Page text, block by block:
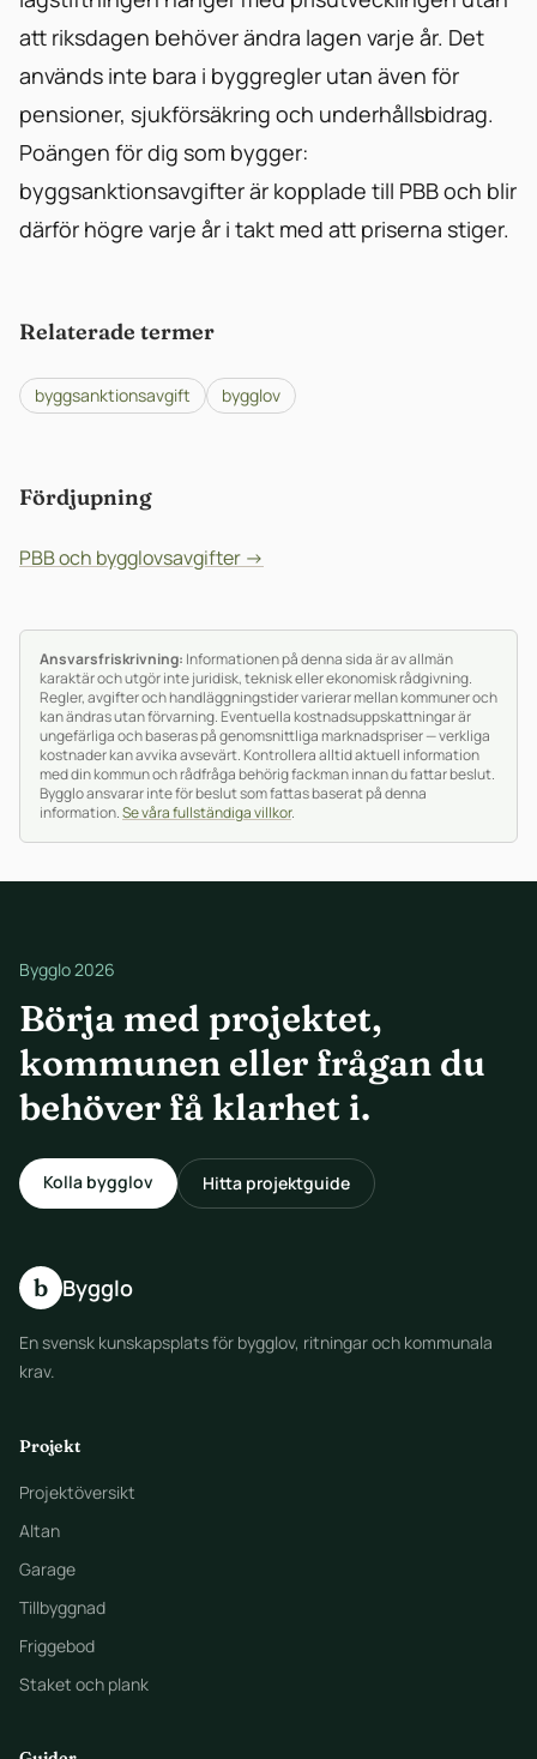
att riksdagen behöver ändra lagen varje år. Det
används inte bara i byggregler utan även för
pensioner, sjukförsäkring och underhållsbidrag.
Poängen för dig som bygger:
byggsanktionsavgifter är kopplade till PBB och blir
därför högre varje år i takt med att priserna stiger.
Relaterade termer
byggsanktionsavgift bygglov
Fördjupning
PBB och bygglovsavgifter →
Ansvarsfriskrivning: Informationen på denna sida är av allmän
karaktär och utgör inte juridisk, teknisk eller ekonomisk rådgivning.
Regler, avgifter och handläggningstider varierar mellan kommuner och
kan ändras utan förvarning. Eventuella kostnadsuppskattningar är
ungefärliga och baseras på genomsnittliga marknadspriser — verkliga
kostnader kan avvika avsevärt. Kontrollera alltid aktuell information
med din kommun och rådfråga behörig fackman innan du fattar beslut.
Bygglo ansvarar inte för beslut som fattas baserat på denna
information.Se våra fullständiga villkor.
Bygglo 2026
Börja med projektet,
kommunen eller frågan du
behöver få klarhet i.
Kolla bygglov Hitta projektguide
b Bygglo
En svensk kunskapsplats för bygglov, ritningar och kommunala
krav.
Projekt
Projektöversikt
Altan
Garage
Tillbyggnad
Friggebod
Staket och plank